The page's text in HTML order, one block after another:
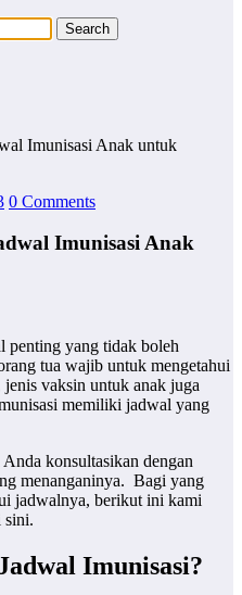
Imunisasi Anak untuk
0 Comments
Imunisasi Anak
penting yang tidak boleh
tua wajib untuk mengetahui
vaksin untuk anak juga
memiliki jadwal yang
konsultasikan dengan
menanganinya. Bagi yang
jadwalnya, berikut ini kami
sini.
Imunisasi?